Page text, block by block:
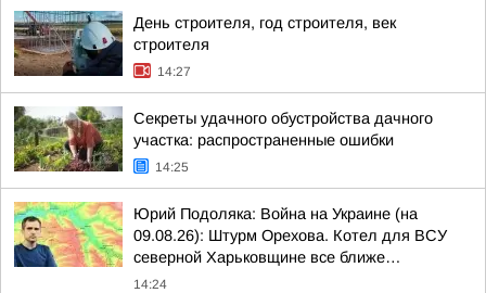
День строителя, год строителя, век
строителя
14:27
Секреты удачного обустройства дачного
участка: распространенные ошибки
14:25
Юрий Подоляка: Война на Украине (на
09.08.26): Штурм Орехова. Котел для ВСУ
северной Харьковщине все ближе…
14:24